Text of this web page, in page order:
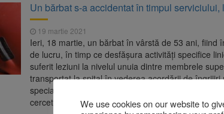
Un bărbat s-a accidentat în timpul serviciului,
19 martie 2021
Ieri, 18 martie, un bărbat în vârstă de 53 ani, fiind
de lucru, în timp ce desfășura activități specifice
suferit leziuni la nivelul unuia dintre membrele
transportat la spital în vederea acordării de îngrijiri
specialitate. Polițiști din cadrul Poliției Orașului
cercetări […]
We use cookies on our website to